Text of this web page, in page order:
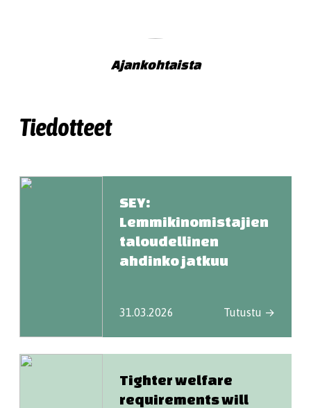
Ajankohtaista
Tiedotteet
SEY:
Lemmikinomistajien
taloudellinen
ahdinko jatkuu
31.03.2026 Tutustu →
Tighter welfare
requirements will